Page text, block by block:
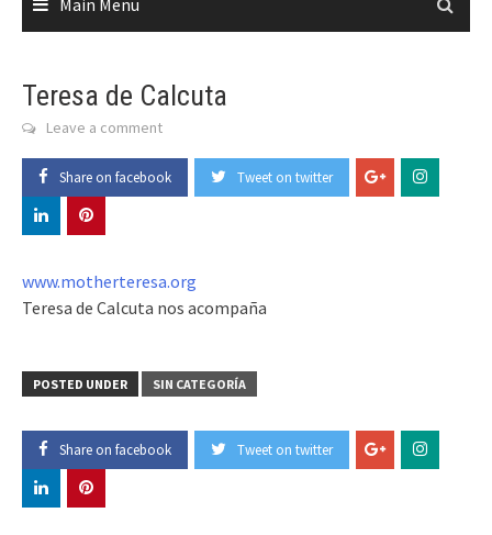
Main Menu
Teresa de Calcuta
Leave a comment
Share on facebook Tweet on twitter
www.motherteresa.org
Teresa de Calcuta nos acompaña
POSTED UNDER SIN CATEGORÍA
Share on facebook Tweet on twitter